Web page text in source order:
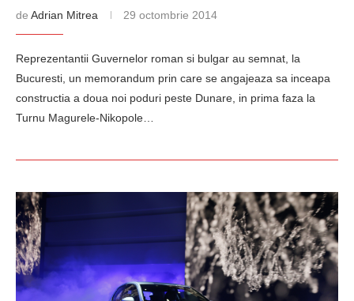
de Adrian Mitrea 29 octombrie 2014
Reprezentantii Guvernelor roman si bulgar au semnat, la
Bucuresti, un memorandum prin care se angajeaza sa inceapa
constructia a doua noi poduri peste Dunare, in prima faza la
Turnu Magurele-Nikopole…